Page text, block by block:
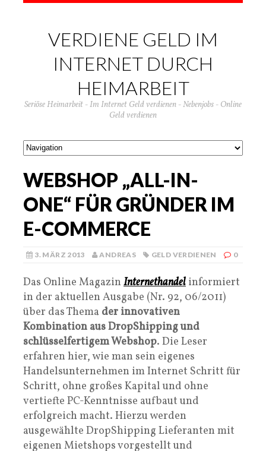
VERDIENE GELD IM
INTERNET DURCH
HEIMARBEIT
Seriöse Heimarbeit - Im Internet Geld verdienen - Nebenjobs - Online
Geld verdienen
WEBSHOP „ALL-IN-
ONE“ FÜR GRÜNDER IM
E-COMMERCE
3. MÄRZ 2013 ANDREAS GELD VERDIENEN 0
Das Online Magazin Internethandel informiert
in der aktuellen Ausgabe (Nr. 92, 06/2011)
über das Thema der innovativen
Kombination aus DropShipping und
schlüsselfertigem Webshop. Die Leser
erfahren hier, wie man sein eigenes
Handelsunternehmen im Internet Schritt für
Schritt, ohne großes Kapital und ohne
vertiefte PC-Kenntnisse aufbaut und
erfolgreich macht. Hierzu werden
ausgewählte DropShipping Lieferanten mit
eigenen Mietshops vorgestellt und